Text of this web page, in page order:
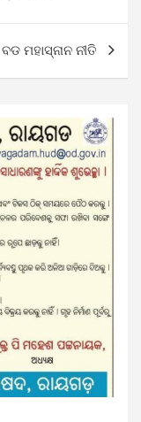
ମହାସ୍ନାନ ନୀତି